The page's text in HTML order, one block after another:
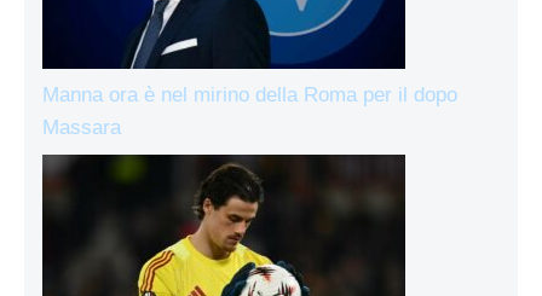
Manna ora è nel mirino della Roma per il dopo
Massara